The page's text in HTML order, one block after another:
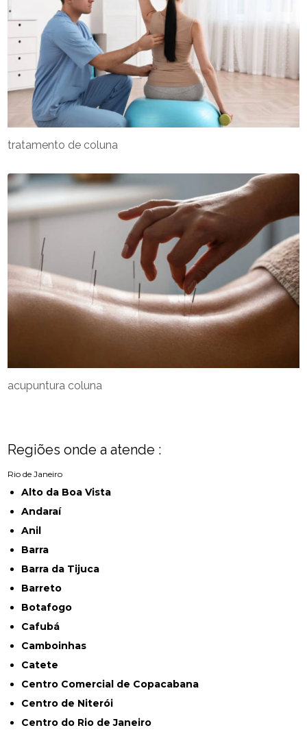
acupuntura coluna
tratamento de coluna
Regiões onde a atende :
Rio de Janeiro
Alto da Boa Vista
Andaraí
Anil
Barra
Barra da Tijuca
Barreto
Botafogo
Cafubá
Camboinhas
Catete
Centro Comercial de Copacabana
Centro de Niterói
Centro do Rio de Janeiro